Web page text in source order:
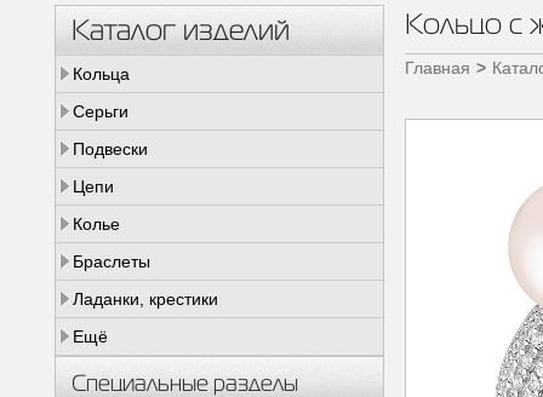
Каталог изделий
Кольца
Серьги
Подвески
Цепи
Колье
Браслеты
Ладанки, крестики
Ещё
Специальные разделы
Кольцо с
Главная